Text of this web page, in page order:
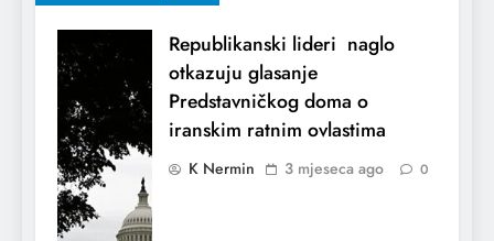
Republikanski lideri naglo
otkazuju glasanje
Predstavničkog doma o
iranskim ratnim ovlastima
K Nermin 3 mjeseca ago 0